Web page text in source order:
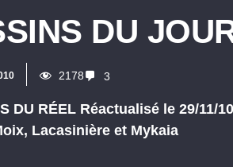
DU
2178 3
DU RÉEL Réactualisé le 29/11/
Lacasinière et Mykaia